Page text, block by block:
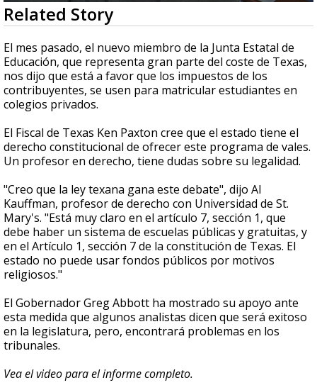
0
seconds
of
1
minute,
4
seconds
Related Story
El mes pasado, el nuevo miembro de la Junta Estatal de
Educación, que representa gran parte del coste de Texas,
nos dijo que está a favor que los impuestos de los
contribuyentes, se usen para matricular estudiantes en
colegios privados.
El Fiscal de Texas Ken Paxton cree que el estado tiene el
derecho constitucional de ofrecer este programa de vales.
Un profesor en derecho, tiene dudas sobre su legalidad.
"Creo que la ley texana gana este debate", dijo Al
Kauffman, profesor de derecho con Universidad de St.
Mary's. "Está muy claro en el artículo 7, sección 1, que
debe haber un sistema de escuelas públicas y gratuitas, y
en el Artículo 1, sección 7 de la constitución de Texas. El
estado no puede usar fondos públicos por motivos
religiosos."
El Gobernador Greg Abbott ha mostrado su apoyo ante
esta medida que algunos analistas dicen que será exitoso
en la legislatura, pero, encontrará problemas en los
tribunales.
Vea el video para el informe completo.